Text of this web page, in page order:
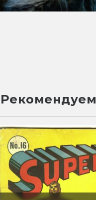
Рекомендуем